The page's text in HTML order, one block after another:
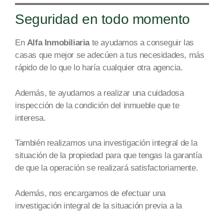
Seguridad en todo momento
En Alfa Inmobiliariate ayudamos a conseguirlas
casas que mejor seadecúen a tus necesidades, más
rápido de lo que lo haría cualquier otra agencia.
Además, te ayudamos a realizar unacuidadosa
inspección de la condición del inmueble que te
interesa.
También realizamos una investigación integral de la
situaciónde la propiedad para que tengas la garantía
de que la operación se realizará satisfactoriamente.
Además, nos encargamos de efectuar una
investigación integral de la situación previa a la